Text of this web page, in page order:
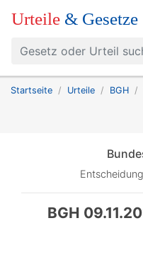
Urteile & Gesetze
Startseite Urteile BGH
BGH